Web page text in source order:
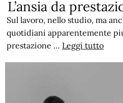
L’ansia da
Sul lavoro, nello studio, ma
quotidiani apparentemente
prestazione … Leggi tutto